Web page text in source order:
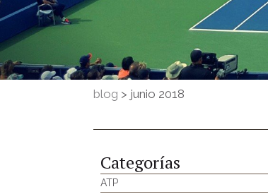
blog > junio 2018
Categorías
ATP